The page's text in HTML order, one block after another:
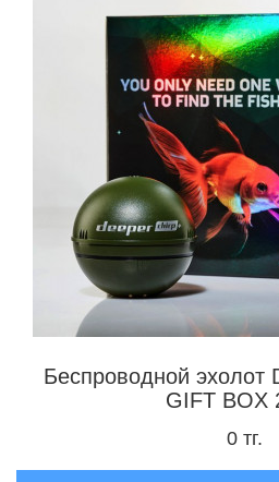
Беспроводной эхолот
GIFT BOX
0 тг.